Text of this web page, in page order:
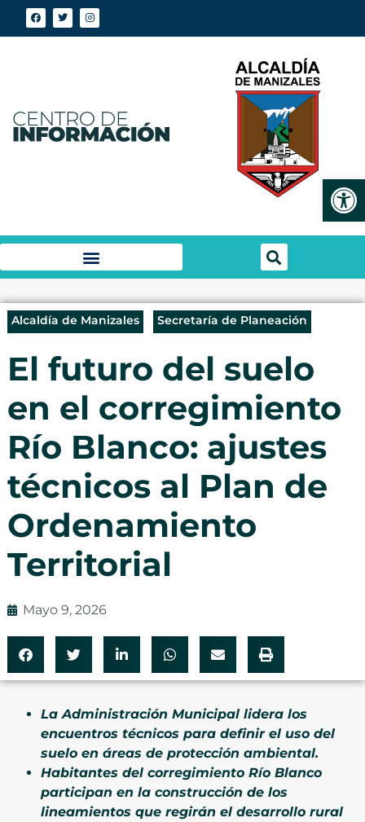
Alcaldía de Manizales Secretaría de Planeación
El futuro del suelo
en el corregimiento
Río Blanco: ajustes
técnicos al Plan de
Ordenamiento
Territorial
Mayo 9, 2026
La Administración Municipal lidera los
encuentros técnicos para definir el uso del
suelo en áreas de protección ambiental.
Habitantes del corregimiento Río Blanco
participan en la construcción de los
lineamientos que regirán el desarrollo rural